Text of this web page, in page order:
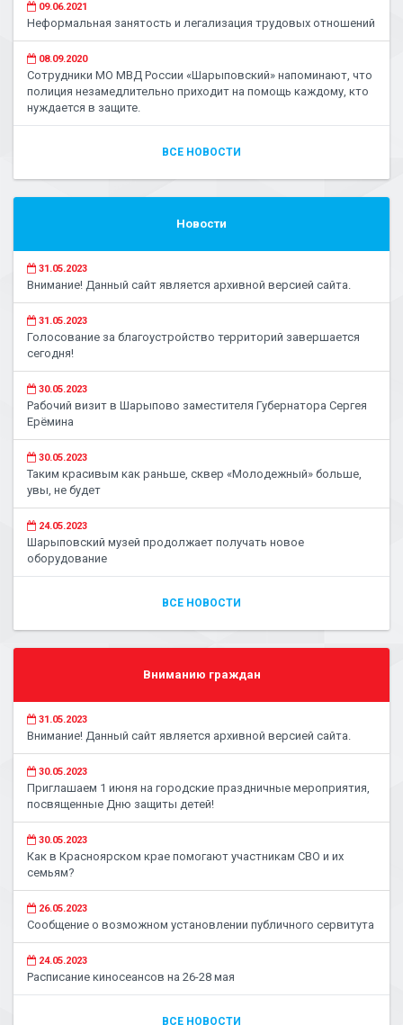
09.06.2021
Неформальная занятость и легализация трудовых отношений
08.09.2020
Сотрудники МО МВД России «Шарыповский» напоминают, что
полиция незамедлительно приходит на помощь каждому, кто
нуждается в защите.
ВСЕ НОВОСТИ
Новости
31.05.2023
Внимание! Данный сайт является архивной версией сайта.
31.05.2023
Голосование за благоустройство территорий завершается
сегодня!
30.05.2023
Рабочий визит в Шарыпово заместителя Губернатора Сергея
Ерёмина
30.05.2023
Таким красивым как раньше, сквер «Молодежный» больше,
увы, не будет
24.05.2023
Шарыповский музей продолжает получать новое
оборудование
ВСЕ НОВОСТИ
Вниманию граждан
31.05.2023
Внимание! Данный сайт является архивной версией сайта.
30.05.2023
Приглашаем 1 июня на городские праздничные мероприятия,
посвященные Дню защиты детей!
30.05.2023
Как в Красноярском крае помогают участникам СВО и их
семьям?
26.05.2023
Сообщение о возможном установлении публичного сервитута
24.05.2023
Расписание киносеансов на 26-28 мая
ВСЕ НОВОСТИ